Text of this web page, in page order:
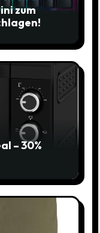
zum
– 30%